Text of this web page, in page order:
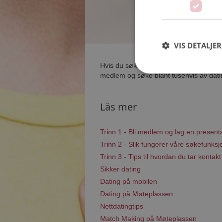
Hvis du søker dating i Stryn har du
medlem og søke blant tusenvis av
Läs mer
Trinn 1 - Bli medlem og lag en
Trinn 2 - Slik fungerer våre
Trinn 3 - Tips til hvordan du tar kontakt
Sikker dating
Dating på mobilen
Dating på Møteplassen
Nettdatingtips
Match Making på Møteplassen
VIS DETALJER